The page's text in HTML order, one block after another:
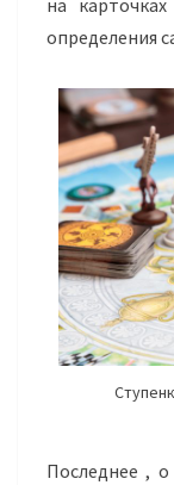
определения
Последнее ,